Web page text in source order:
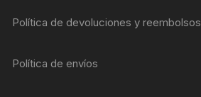
Política de devoluciones y reembolsos
Política de envíos